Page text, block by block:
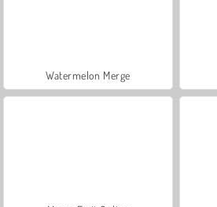
Watermelon Merge